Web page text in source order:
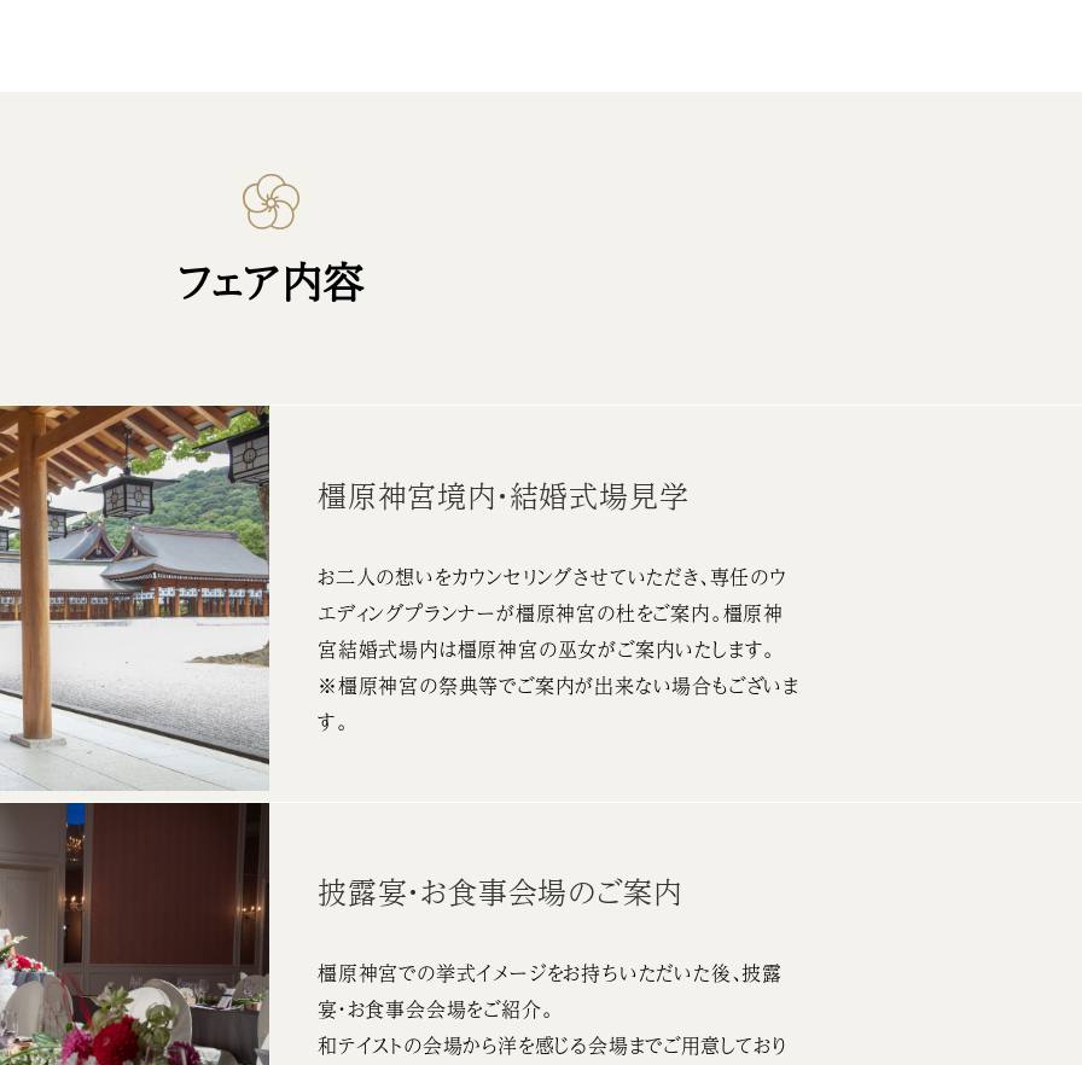
フェア内容
橿原神宮境内・結婚式場見学
お二人の想いをカウンセリングさせていただき、専任のウ
エディングプランナーが橿原神宮の杜をご案内。橿原神
宮結婚式場内は橿原神宮の巫女がご案内いたします。
※橿原神宮の祭典等でご案内が出来ない場合もございま
す。
披露宴・お食事会場のご案内
橿原神宮での挙式イメージをお持ちいただいた後、披露
宴・お食事会会場をご紹介。
和テイストの会場から洋を感じる会場までご用意しており